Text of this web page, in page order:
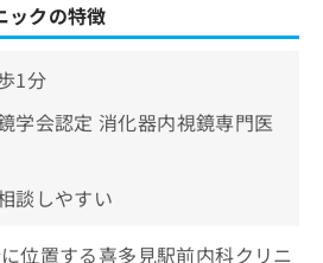
ックの特徴
1分
学会認定 消化器内視鏡専門医
談しやすい
位置する喜多見駅前内科クリニ